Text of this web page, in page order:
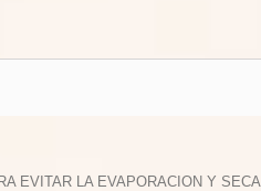
EVITAR LA EVAPORACION Y